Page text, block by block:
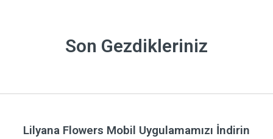
Son Gezdikleriniz
Lilyana Flowers Mobil Uygulamamızı İndirin